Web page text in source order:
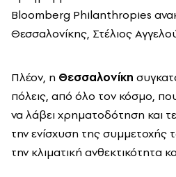
Bloomberg Philanthropies
Θεσσαλονίκης, Στέλιος
Πλέον, η Θεσσαλονίκη
πόλεις, από όλο τον κόσμο,
να λάβει χρηματοδότηση και
την ενίσχυση της συμμετοχής
την κλιματική ανθεκτικότητα